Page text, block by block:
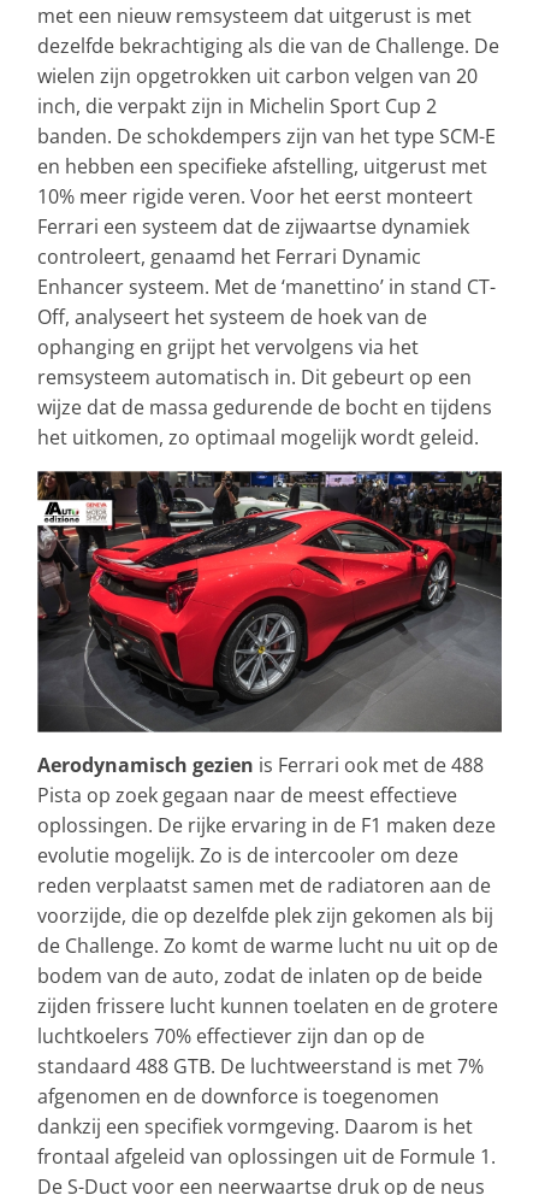
met een nieuw remsysteem dat uitgerust is met
dezelfde bekrachtiging als die van de Challenge. De
wielen zijn opgetrokken uit carbon velgen van 20
inch, die verpakt zijn in Michelin Sport Cup 2
banden. De schokdempers zijn van het type SCM-E
en hebben een specifieke afstelling, uitgerust met
10% meer rigide veren. Voor het eerst monteert
Ferrari een systeem dat de zijwaartse dynamiek
controleert, genaamd het Ferrari Dynamic
Enhancer systeem. Met de ‘manettino’ in stand CT-
Off, analyseert het systeem de hoek van de
ophanging en grijpt het vervolgens via het
remsysteem automatisch in. Dit gebeurt op een
wijze dat de massa gedurende de bocht en tijdens
het uitkomen, zo optimaal mogelijk wordt geleid.
Aerodynamisch gezien is Ferrari ook met de 488
Pista op zoek gegaan naar de meest effectieve
oplossingen. De rijke ervaring in de F1 maken deze
evolutie mogelijk. Zo is de intercooler om deze
reden verplaatst samen met de radiatoren aan de
voorzijde, die op dezelfde plek zijn gekomen als bij
de Challenge. Zo komt de warme lucht nu uit op de
bodem van de auto, zodat de inlaten op de beide
zijden frissere lucht kunnen toelaten en de grotere
luchtkoelers 70% effectiever zijn dan op de
standaard 488 GTB. De luchtweerstand is met 7%
afgenomen en de downforce is toegenomen
dankzij een specifiek vormgeving. Daarom is het
frontaal afgeleid van oplossingen uit de Formule 1.
De S-Duct voor een neerwaartse druk op de neus